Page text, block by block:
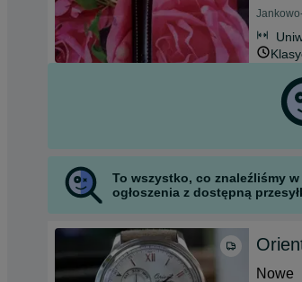
To wszystko, co znaleźliśmy
ogłoszenia z dostępną
Nowe